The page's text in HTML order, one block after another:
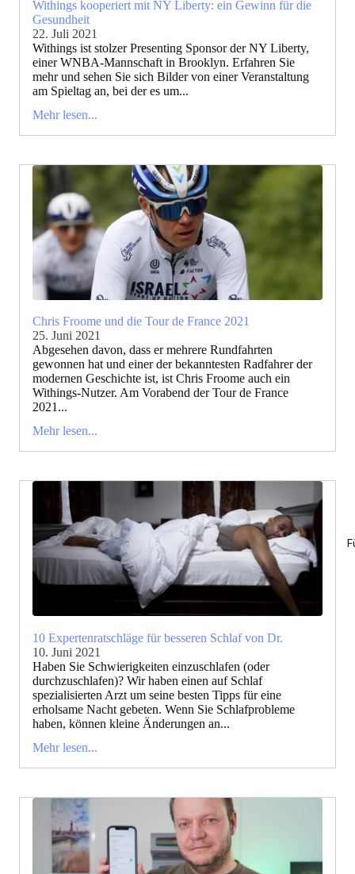
Withings kooperiert mit NY Liberty: ein Gewinn für die
Gesundheit
22. Juli 2021
Withings ist stolzer Presenting Sponsor der NY Liberty,
einer WNBA-Mannschaft in Brooklyn. Erfahren Sie
mehr und sehen Sie sich Bilder von einer Veranstaltung
am Spieltag an, bei der es um...
Mehr lesen...
Chris Froome und die Tour de France 2021
25. Juni 2021
Abgesehen davon, dass er mehrere Rundfahrten
gewonnen hat und einer der bekanntesten Radfahrer der
modernen Geschichte ist, ist Chris Froome auch ein
Withings-Nutzer. Am Vorabend der Tour de France
2021...
Mehr lesen...
10 Expertenratschläge für besseren Schlaf von Dr.
10. Juni 2021
Haben Sie Schwierigkeiten einzuschlafen (oder
durchzuschlafen)? Wir haben einen auf Schlaf
spezialisierten Arzt um seine besten Tipps für eine
erholsame Nacht gebeten. Wenn Sie Schlafprobleme
haben, können kleine Änderungen an...
Mehr lesen...